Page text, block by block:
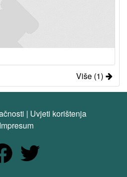
Više (1)
| Uvjeti korištenja
Impresum